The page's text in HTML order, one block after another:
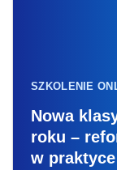
SZKOLENIE
Nowa
roku –
w praktyce